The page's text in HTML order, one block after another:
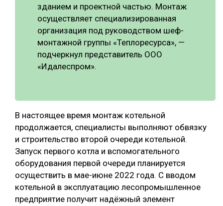
зданием и проектной частью. Монтаж
осуществляет специализированная
организация под руководством шеф-
монтажной группы «Теплоресурса», —
подчеркнул представитель ООО
«Идалеспром».
В настоящее время монтаж котельной
продолжается, специалисты выполняют обвязку
и строительство второй очереди котельной.
Запуск первого котла и вспомогательного
оборудования первой очереди планируется
осуществить в мае-июне 2022 года. С вводом
котельной в эксплуатацию лесопромышленное
предприятие получит надёжный элемент